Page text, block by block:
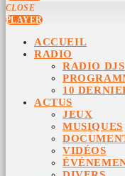
CLOSE
PLAYER
ACCUEIL
RADIO
RADIO DJS
10
ACTUS
JEUX
MUSIQUES
VIDÉOS